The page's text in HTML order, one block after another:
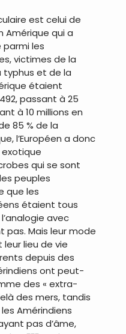
est celui de
Amérique qui a
les
victimes de la
typhus et de la
étaient
passant à 25
à 10 millions en
85 % de la
l’Européen a donc
exotique
qui se sont
peuples
que les
étaient tous
avec
pas. Mais leur mode
lieu de vie
depuis des
ont peut-
des « extra-
des mers, tandis
Amérindiens
pas d’âme,